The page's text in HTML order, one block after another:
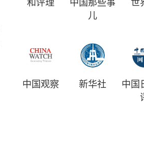
和评理
中国那些事
儿
世
中国观察 新华社
中国